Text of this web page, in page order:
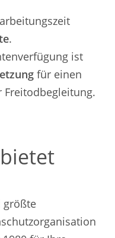
.
ist
für einen
größte